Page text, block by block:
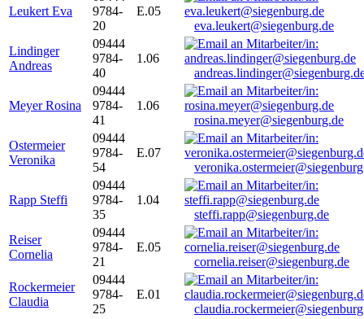
Leukert Eva
9784-
20
E.05
eva.leukert@siegenburg.de
Lindinger
Andreas
09444
9784-
40
1.06
Meyer Rosina
09444
9784-
41
1.06
rosina.meyer@siegenburg.de
Ostermeier
Veronika
09444
9784-
54
E.07
Rapp Steffi
09444
9784-
35
1.04
steffi.rapp@siegenburg.de
Reiser
Cornelia
09444
9784-
21
E.05
cornelia.reiser@siegenburg.de
Rockermeier
Claudia
09444
9784-
25
E.01